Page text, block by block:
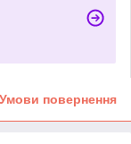
Умови повернення